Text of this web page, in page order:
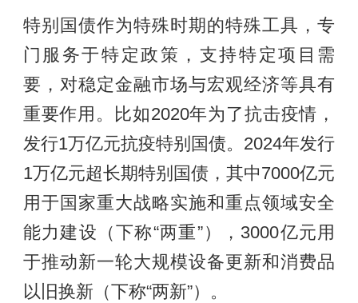
特别国债作为特殊时期的特殊工具，专
门服务于特定政策，支持特定项目需
要，对稳定金融市场与宏观经济等具有
重要作用。比如2020年为了抗击疫情，
发行1万亿元抗疫特别国债。2024年发行
1万亿元超长期特别国债，其中7000亿元
用于国家重大战略实施和重点领域安全
能力建设（下称“两重”），3000亿元用
于推动新一轮大规模设备更新和消费品
以旧换新（下称“两新”）。